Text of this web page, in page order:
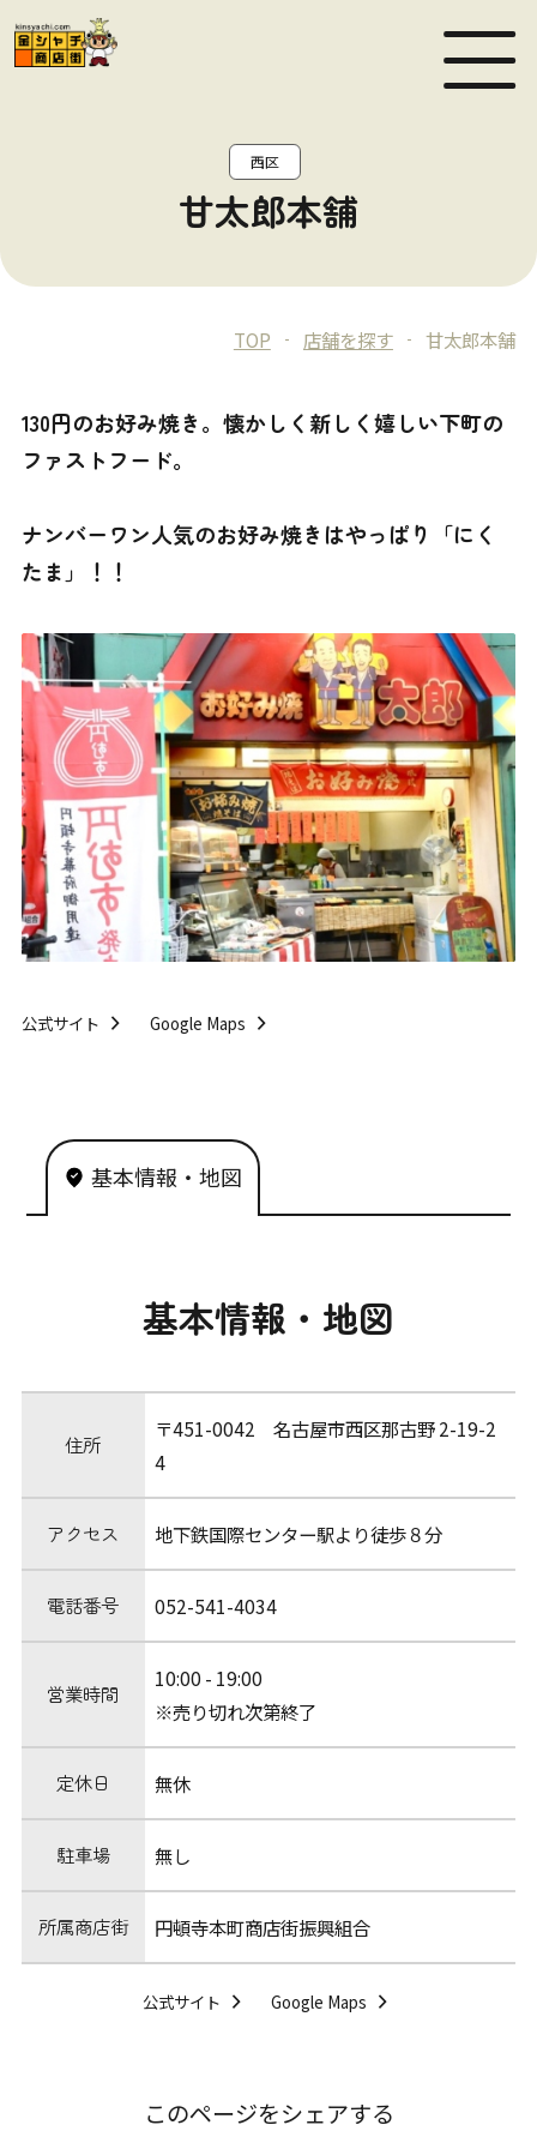
西区
甘太郎本舗
TOP 店舗を探す 甘太郎本舗
130円のお好み焼き。懐かしく新しく嬉しい下町の
ファストフード。
ナンバーワン人気のお好み焼きはやっぱり「にく
たま」！！
公式サイト Google Maps
基本情報・地図
基本情報・地図
住所
〒451-0042 名古屋市西区那古野 2-19-2
4
アクセス 地下鉄国際センター駅より徒歩８分
電話番号 052-541-4034
営業時間
10:00 - 19:00
※売り切れ次第終了
定休日 無休
駐車場 無し
所属商店街 円頓寺本町商店街振興組合
公式サイト Google Maps
このページをシェアする